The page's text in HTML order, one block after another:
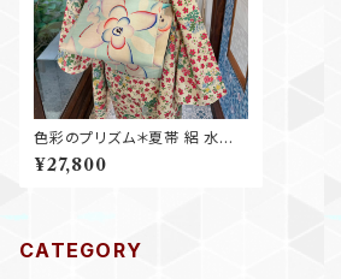
色彩のプリズム＊夏帯 絽 水色
アール・ヌーヴォー 花 アンティ
ーク夏名古屋帯 B667
¥27,800
CATEGORY